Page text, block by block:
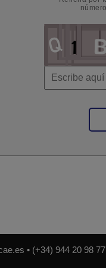
• (+34) 944 20 98